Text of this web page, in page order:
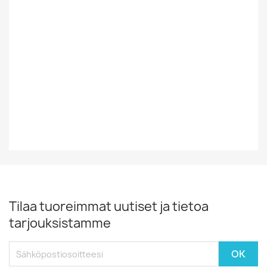
Tilaa tuoreimmat uutiset ja tietoa
tarjouksistamme